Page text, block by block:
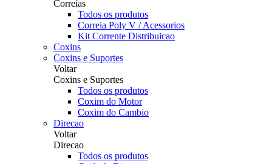
Correias
Todos os produtos
Correia Poly V / Acessorios
Kit Corrente Distribuicao
Coxins
Coxins e Suportes
Voltar
Coxins e Suportes
Todos os produtos
Coxim do Motor
Coxim do Cambio
Direcao
Voltar
Direcao
Todos os produtos